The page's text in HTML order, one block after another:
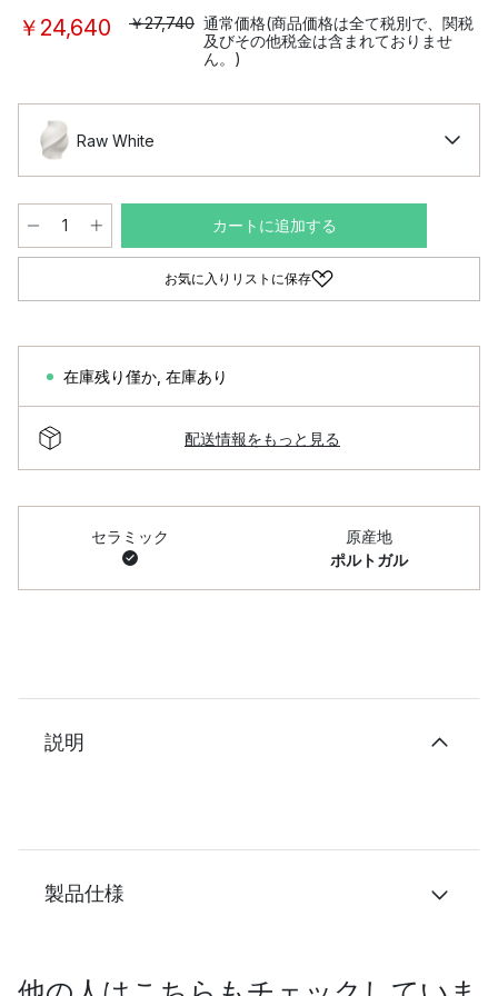
￥24,640 ￥27,740 通常価格(商品価格は全て税別で、関税
及びその他税金は含まれておりませ
ん。)
Raw White
カートに追加する
お気に入りリストに保存
在庫残り僅か 在庫あり
配送情報をもっと見る
セラミック
原産地
ポルトガル
説明
製品仕様